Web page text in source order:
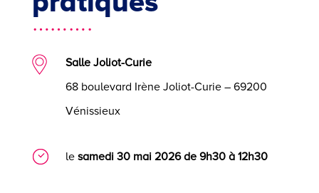
……….
Salle Joliot-Curie
68 boulevard Irène Joliot-Curie – 69200
Vénissieux
le samedi 30 mai 2026 de 9h30 à 12h30